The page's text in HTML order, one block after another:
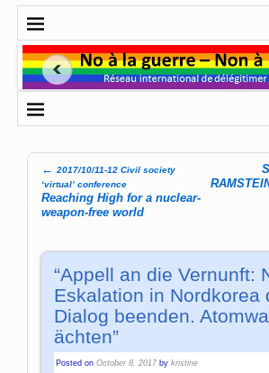
Post navigation
← 2017/10/11-12 Civil society
‘virtual’ conference
Reaching High for a nuclear-
weapon-free world
“Appell an die Vernunft:
Eskalation in Nordkorea
Dialog beenden.
ächten”
Posted onOctober 8, 2017 bykristine